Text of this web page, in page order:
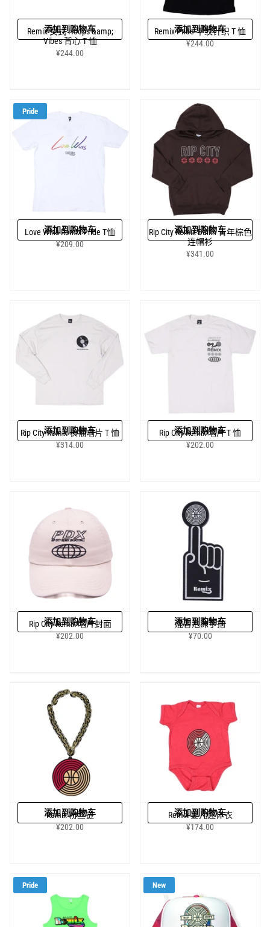
添加到购物车 添加到购物车
Remix 女式 Hoops &amp;
Vibes 背心 T 恤
¥244.00
添加到购物车
Remix Pride 平纹针织 T 恤
¥244.00
添加到购物车
Pride
Love Wins Remix Pride T恤
¥209.00
添加到购物车
Rip City Remix Ballin 青年棕色
连帽衫
¥341.00
添加到购物车
Rip City Remix 长袖唱片 T 恤
¥314.00
添加到购物车
Rip City Remix 唱片 T 恤
¥202.00
添加到购物车
Rip City Remix 唱片封面
¥202.00
添加到购物车
混音泡沫手指
¥70.00
添加到购物车
Remix 粉丝链
¥202.00
Remix 婴儿连体衣
¥174.00
Pride New